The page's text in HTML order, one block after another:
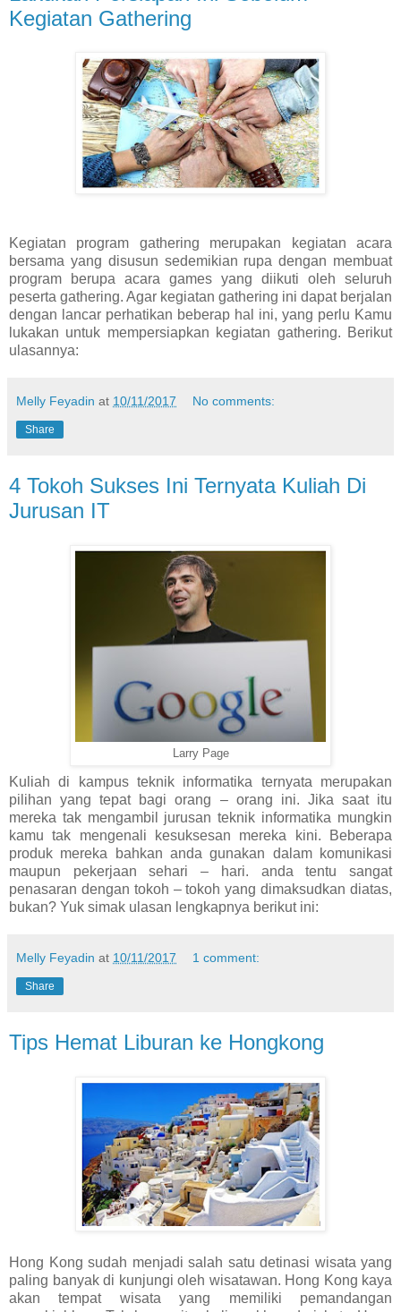
Kegiatan Gathering
Kegiatan program gathering merupakan kegiatan acara
bersama yang disusun sedemikian rupa dengan membuat
program berupa acara games yang diikuti oleh seluruh
peserta gathering. Agar kegiatan gathering ini dapat berjalan
dengan lancar perhatikan beberap hal ini, yang perlu Kamu
lukakan untuk mempersiapkan kegiatan gathering. Berikut
ulasannya:
Melly Feyadin at 10/11/2017 No comments:
Share
4 Tokoh Sukses Ini Ternyata Kuliah Di
Jurusan IT
Larry Page
Kuliah di kampus teknik informatika ternyata merupakan
pilihan yang tepat bagi orang – orang ini. Jika saat itu
mereka tak mengambil jurusan teknik informatika mungkin
kamu tak mengenali kesuksesan mereka kini. Beberapa
produk mereka bahkan anda gunakan dalam komunikasi
maupun pekerjaan sehari – hari. anda tentu sangat
penasaran dengan tokoh – tokoh yang dimaksudkan diatas,
bukan? Yuk simak ulasan lengkapnya berikut ini:
Melly Feyadin at 10/11/2017 1 comment:
Share
Tips Hemat Liburan ke Hongkong
Hong Kong sudah menjadi salah satu detinasi wisata yang
paling banyak di kunjungi oleh wisatawan. Hong Kong kaya
akan tempat wisata yang memiliki pemandangan